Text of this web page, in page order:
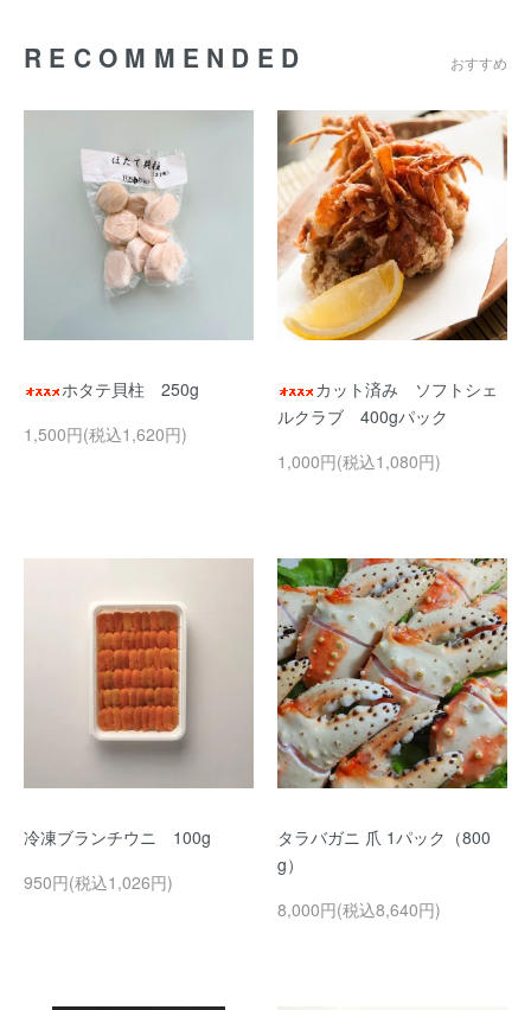
RECOMMENDED おすすめ
ホタテ貝柱 250g
1,500円(税込1,620円)
カット済み ソフトシェ
ルクラブ 400gパック
1,000円(税込1,080円)
冷凍ブランチウニ 100g
950円(税込1,026円)
タラバガニ 爪 1パック（800
g）
8,000円(税込8,640円)